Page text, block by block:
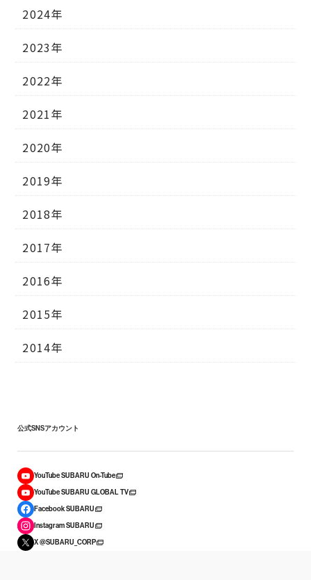
2024年
2023年
2022年
2021年
2020年
2019年
2018年
2017年
2016年
2015年
2014年
公式SNSアカウント
YouTube SUBARU On-Tube
YouTube SUBARU GLOBAL TV
Facebook SUBARU
Instagram SUBARU
X @SUBARU_CORP